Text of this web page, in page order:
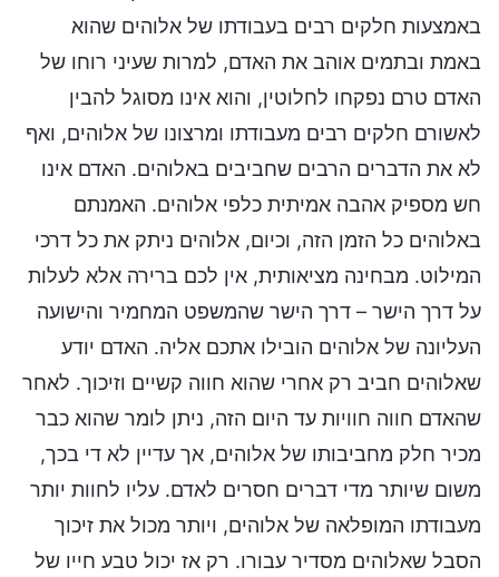
באמצעות חלקים רבים בעבודתו של אלוהים שהוא
באמת ובתמים אוהב את האדם, למרות שעיני רוחו של
האדם טרם נפקחו לחלוטין, והוא אינו מסוגל להבין
לאשורם חלקים רבים מעבודתו ומרצונו של אלוהים, ואף
לא את הדברים הרבים שחביבים באלוהים. האדם אינו
חש מספיק אהבה אמיתית כלפי אלוהים. האמנתם
באלוהים כל הזמן הזה, וכיום, אלוהים ניתק את כל דרכי
המילוט. מבחינה מציאותית, אין לכם ברירה אלא לעלות
על דרך הישר – דרך הישר שהמשפט המחמיר והישועה
העליונה של אלוהים הובילו אתכם אליה. האדם יודע
שאלוהים חביב רק אחרי שהוא חווה קשיים וזיכוך. לאחר
שהאדם חווה חוויות עד היום הזה, ניתן לומר שהוא כבר
מכיר חלק מחביבותו של אלוהים, אך עדיין לא די בכך,
משום שיותר מדי דברים חסרים לאדם. עליו לחוות יותר
מעבודתו המופלאה של אלוהים, ויותר מכול את זיכוך
הסבל שאלוהים מסדיר עבורו. רק אז יכול טבע חייו של